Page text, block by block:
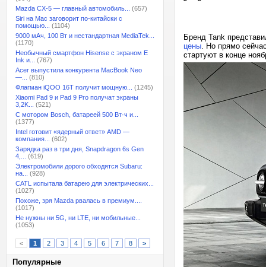
Mazda CX-5 — главный автомобиль...
(657)
Siri на Mac заговорит по-китайски с
помощью...
(1104)
9000 мАч, 100 Вт и нестандартная MediaTek...
(1170)
Необычный смартфон Hisense с экраном E
Ink и...
(767)
Acer выпустила конкурента MacBook Neo
—...
(810)
Флагман iQOO 16T получит мощную...
(1245)
Xiaomi Pad 9 и Pad 9 Pro получат экраны
3,2K...
(521)
С мотором Bosch, батареей 500 Вт·ч и...
(1377)
Intel готовит «ядерный ответ» AMD —
компания...
(602)
Зарядка раз в три дня, Snapdragon 6s Gen
4,...
(619)
Электромобили дорого обходятся Subaru:
на...
(928)
CATL испытала батарею для электрических...
(1027)
Похоже, зря Mazda рвалась в премиум....
(1017)
Не нужны ни 5G, ни LTE, ни мобильные...
(1053)
< 1 2 3 4 5 6 7 8 >
Популярные
Бренд Tank
цены. Но прямо
стартуют в конце